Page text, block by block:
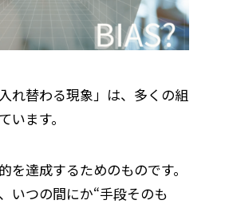
れ替わる現象」は、多くの組
います。
を達成するためのものです。
いつの間にか“手段そのも